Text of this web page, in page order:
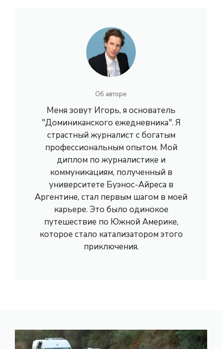
Об авторе
Меня зовут Игорь, я основатель
"Доминиканского ежедневника". Я
страстный журналист с богатым
профессиональным опытом. Мой
диплом по журналистике и
коммуникациям, полученный в
университете Буэнос-Айреса в
Аргентине, стал первым шагом в моей
карьере. Это было одинокое
путешествие по Южной Америке,
которое стало катализатором этого
приключения.